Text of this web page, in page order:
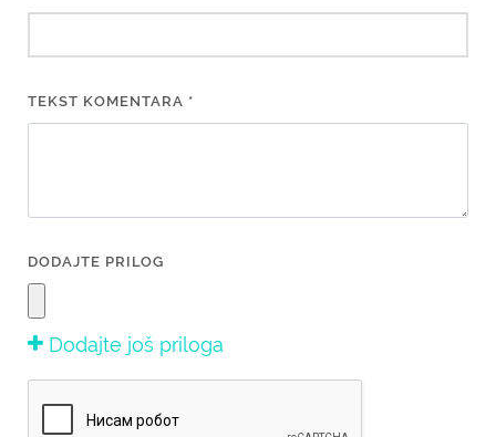
TEKST KOMENTARA *
DODAJTE PRILOG
Dodajte još priloga